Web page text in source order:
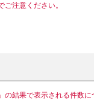
ご注意ください。
の結果で表示される件数